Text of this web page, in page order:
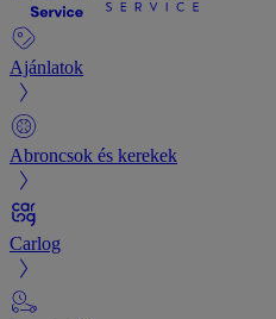
Ajánlatok
Abroncsok és kerekek
Carlog